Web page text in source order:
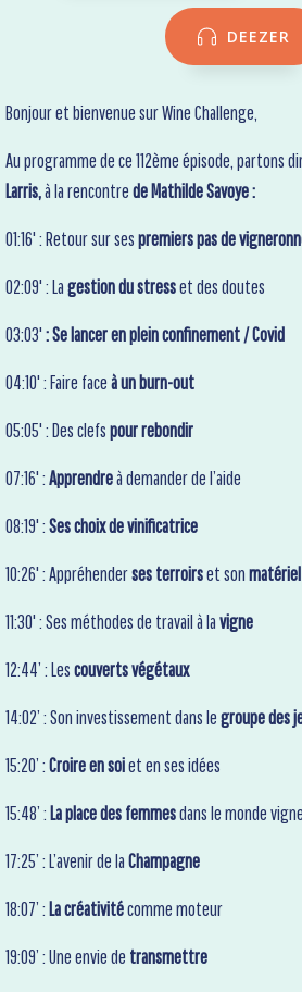
DEEZER
Bonjour et bienvenue sur Wine Challenge,
Au programme de ce 112ème épisode, partons
Larris,à la rencontrede Mathilde Savoye :
01:16' : Retour sur sespremiers pas de
02:09' : Lagestion du stresset des doutes
03:03': Se lancer en plein confinement / Covid
04:10' : Faire faceà un burn-out
05:05' : Des clefspour rebondir
07:16' :Apprendreà demander de l’aide
08:19' :Ses choix de vinificatrice
10:26' : Appréhenderses terroirset son
11:30' : Ses méthodes de travail à lavigne
12:44’ : Lescouverts végétaux
14:02’ : Son investissement dans legroupe des
15:20’ :Croire en soiet en ses idées
15:48’ : La place des femmesdans le monde
17:25’ : L’avenir de laChampagne
18:07’ : La créativitécomme moteur
19:09’ : Une envie de transmettre